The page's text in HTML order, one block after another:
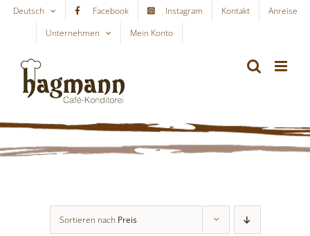
Skip
content
Deutsch Facebook Instagram Kontakt
Anreise
Unternehmen
Mein Konto
Sortieren nach Preis